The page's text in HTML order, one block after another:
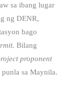
sa ibang lugar
ng DENR,
bago
Bilang
proponent
sa Maynila.